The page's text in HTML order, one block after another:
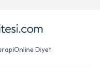
Online Diyet